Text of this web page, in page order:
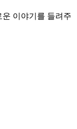
운 이야기를 들려주